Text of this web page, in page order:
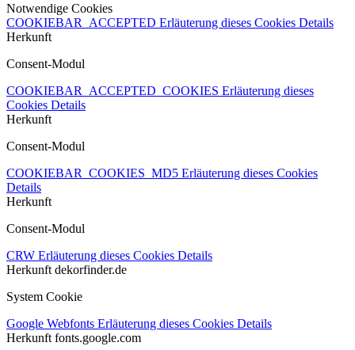
Notwendige Cookies
COOKIEBAR_ACCEPTED Erläuterung dieses Cookies Details
Herkunft
Consent-Modul
COOKIEBAR_ACCEPTED_COOKIES Erläuterung dieses
Cookies Details
Herkunft
Consent-Modul
COOKIEBAR_COOKIES_MD5 Erläuterung dieses Cookies
Details
Herkunft
Consent-Modul
CRW Erläuterung dieses Cookies Details
Herkunft dekorfinder.de
System Cookie
Google Webfonts Erläuterung dieses Cookies Details
Herkunft fonts.google.com